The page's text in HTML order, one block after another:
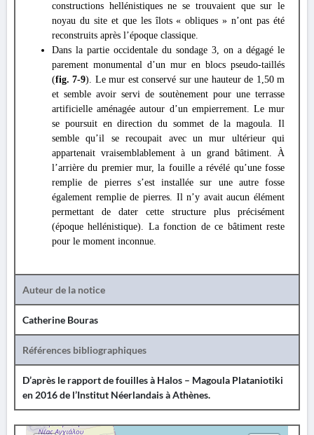
constructions hellénistiques ne se trouvaient que sur le
noyau du site et que les îlots « obliques » n’ont pas été
reconstruits après l’époque classique.
Dans la partie occidentale du sondage 3, on a dégagé le
parement monumental d’un mur en blocs pseudo-taillés
(fig. 7-9). Le mur est conservé sur une hauteur de 1,50 m
et semble avoir servi de soutènement pour une terrasse
artificielle aménagée autour d’un empierrement. Le mur
se poursuit en direction du sommet de la magoula. Il
semble qu’il se recoupait avec un mur ultérieur qui
appartenait vraisemblablement à un grand bâtiment. À
l’arrière du premier mur, la fouille a révélé qu’une fosse
remplie de pierres s’est installée sur une autre fosse
également remplie de pierres. Il n’y avait aucun élément
permettant de dater cette structure plus précisément
(époque hellénistique). La fonction de ce bâtiment reste
pour le moment inconnue.
Auteur de la notice
Catherine Bouras
Références bibliographiques
D’après le rapport de fouilles à Halos – Magoula Plataniotiki
en 2016 de l’Institut Néerlandais à Athènes.